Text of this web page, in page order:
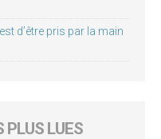
d’être pris par la main
PLUS LUES